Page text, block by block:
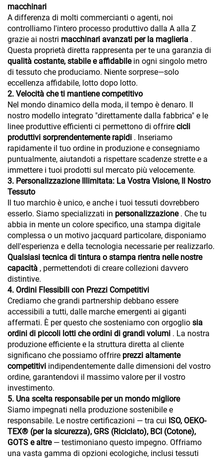
macchinari
A differenza di molti commercianti o agenti, noi
controlliamo l'intero processo produttivo dalla A alla Z
grazie ai nostri macchinari avanzati per la maglieria .
Questa proprietà diretta rappresenta per te una garanzia di
qualità costante, stabile e affidabile in ogni singolo metro
di tessuto che produciamo. Niente sorprese—solo
eccellenza affidabile, lotto dopo lotto.
2. Velocità che ti mantiene competitivo
Nel mondo dinamico della moda, il tempo è denaro. Il
nostro modello integrato "direttamente dalla fabbrica" e le
linee produttive efficienti ci permettono di offrire cicli
produttivi sorprendentemente rapidi . Inseriamo
rapidamente il tuo ordine in produzione e consegniamo
puntualmente, aiutandoti a rispettare scadenze strette e a
immettere i tuoi prodotti sul mercato più velocemente.
3. Personalizzazione Illimitata: La Vostra Visione, Il Nostro
Tessuto
Il tuo marchio è unico, e anche i tuoi tessuti dovrebbero
esserlo. Siamo specializzati in personalizzazione . Che tu
abbia in mente un colore specifico, una stampa digitale
complessa o un motivo jacquard particolare, disponiamo
dell'esperienza e della tecnologia necessarie per realizzarlo.
Qualsiasi tecnica di tintura o stampa rientra nelle nostre
capacità , permettendoti di creare collezioni davvero
distintive.
4. Ordini Flessibili con Prezzi Competitivi
Crediamo che grandi partnership debbano essere
accessibili a tutti, dalle marche emergenti ai giganti
affermati. È per questo che sosteniamo con orgoglio sia
ordini di piccoli lotti che ordini di grandi volumi . La nostra
produzione efficiente e la struttura diretta al cliente
significano che possiamo offrire prezzi altamente
competitivi indipendentemente dalle dimensioni del vostro
ordine, garantendovi il massimo valore per il vostro
investimento.
5. Una scelta responsabile per un mondo migliore
Siamo impegnati nella produzione sostenibile e
responsabile. Le nostre certificazioni — tra cui ISO, OEKO-
TEX® (per la sicurezza), GRS (Riciclato), BCI (Cotone),
GOTS e altre — testimoniano questo impegno. Offriamo
una vasta gamma di opzioni ecologiche, inclusi tessuti